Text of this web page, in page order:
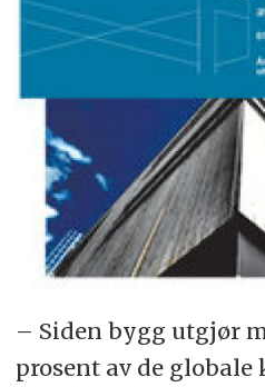
– Siden bygg utgjør
prosent av de